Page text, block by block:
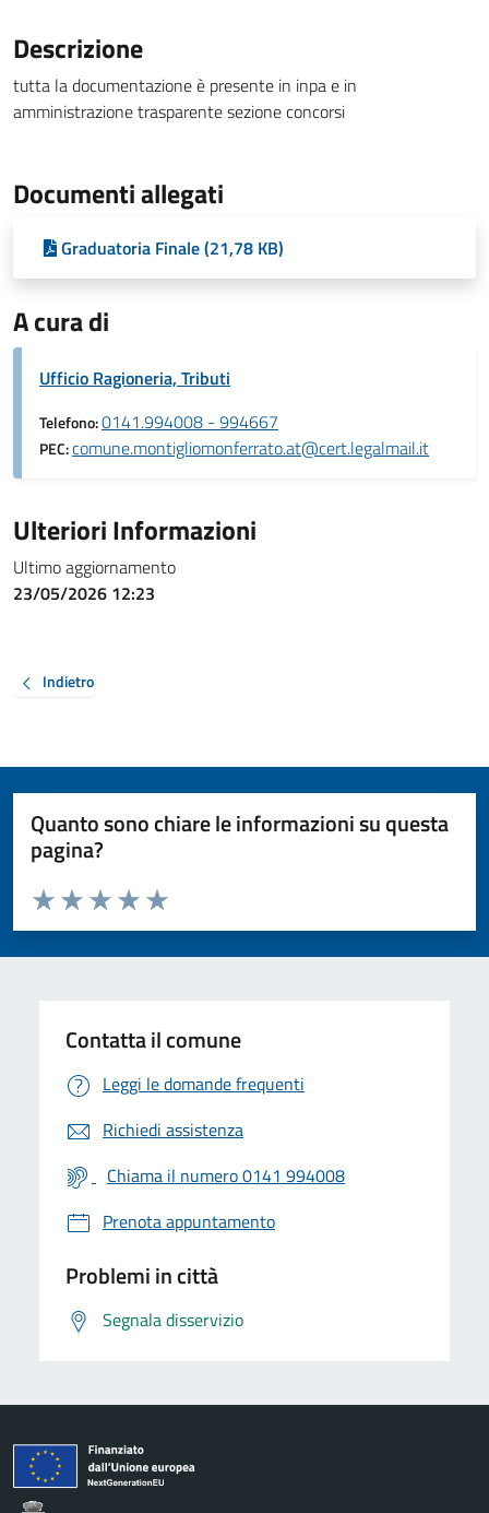
Descrizione
tutta la documentazione è presente in inpa e in
amministrazione trasparente sezione concorsi
Documenti allegati
Graduatoria Finale (21,78 KB)
A cura di
Ufficio Ragioneria, Tributi
Telefono:0141.994008 - 994667
PEC:comune.montigliomonferrato.at@cert.legalmail.it
Ulteriori Informazioni
Ultimo aggiornamento
23/05/2026 12:23
Indietro
Quanto sono chiare le informazioni su questa
pagina?
Valuta da 1 a 5 stelle la pagina
Valuta 5 stelle su 5
Valuta 4 stelle su 5
Valuta 3 stelle su 5
Valuta 2 stelle su 5
Valuta 1 stelle su 5
Contatta il comune
Leggi le domande frequenti
Richiedi assistenza
Chiama il numero 0141 994008
Prenota appuntamento
Problemi in città
Segnala disservizio